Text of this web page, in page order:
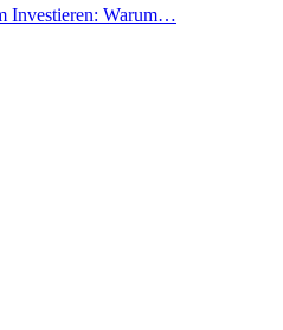
Investieren: Warum…